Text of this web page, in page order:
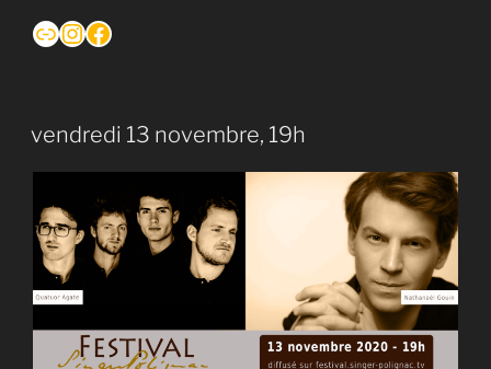
LienInstagram
Facebook
vendredi 13 novembre, 19h